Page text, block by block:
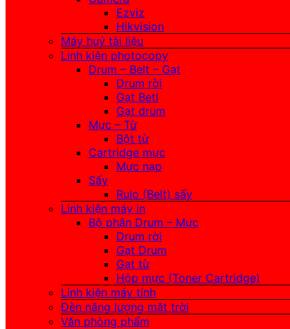
Ezviz
Hikvision
Máy huỷ tài liệu
Linh kiện photocopy
Drum – Belt – Gạt
Drum rời
Gạt Betl
Gạt drum
Mực – Từ
Bột từ
Cartridge mực
Mực nạp
Sấy
Rulo (Belt) sấy
Linh kiện máy in
Bộ phận Drum – Mực
Drum rời
Gạt Drum
Gạt từ
Hộp mực (Toner Cartridge)
Linh kiện máy tính
Đèn năng lượng mặt trời
Văn phòng phẩm